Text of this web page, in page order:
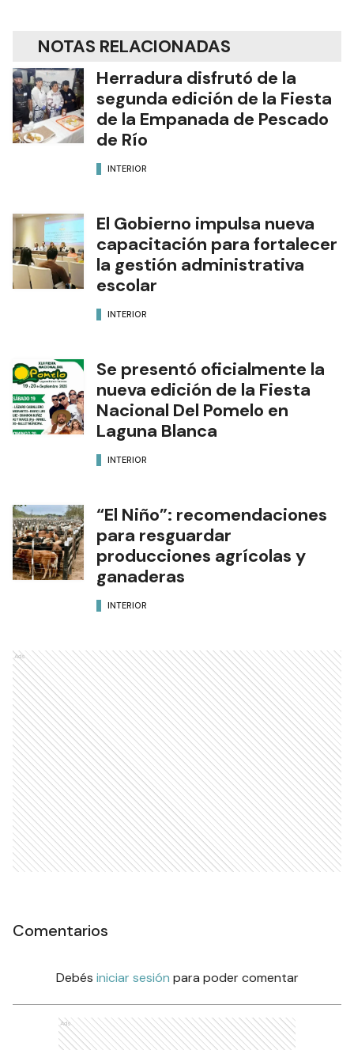
NOTAS RELACIONADAS
Herradura disfrutó de la
segunda edición de la Fiesta
de la Empanada de Pescado
de Río
INTERIOR
El Gobierno impulsa nueva
capacitación para fortalecer
la gestión administrativa
escolar
INTERIOR
Se presentó oficialmente la
nueva edición de la Fiesta
Nacional Del Pomelo en
Laguna Blanca
INTERIOR
“El Niño”: recomendaciones
para resguardar
producciones agrícolas y
ganaderas
INTERIOR
Ads
Comentarios
Debés iniciar sesión para poder comentar
Ads